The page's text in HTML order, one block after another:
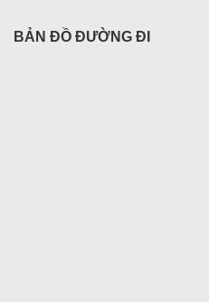
BẢN ĐỒ ĐƯỜNG ĐI